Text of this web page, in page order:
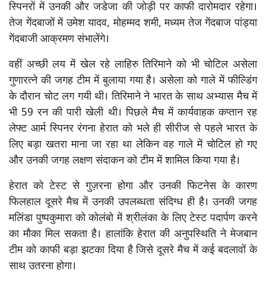
स्पिनरों में उनकी और जडेजा की जोड़ी पर काफी दारोमदार रहेगा।
तेज गेंदबाजों में उमेश यादव, मोहम्मद शमी, मध्यम तेज गेंदबाज पांड्या
गेंदबाजी आक्रमण संभालेंगे।
वहीं अच्छी लय में खेल रहे लाहिरु तिरिमाने को भी चोटिल असेला
गुणारत्ने की जगह टीम में बुलाया गया है। असेला को गाले में फील्डिंग
के दौरान चोट लग गयी थी। तिरिमाने ने भारत के साथ अभ्यास मैच में
भी 59 रन की पारी खेली थी। पिछले मैच में कार्यवाहक कप्तान रह
लेफ्ट आर्म स्पिनर रंगना हेरात को भले ही सीरीज से पहले भारत के
लिए बड़ा खतरा माना जा रहा था लेकिन वह गाले में चोटिल हो गए
और उनकी जगह लक्षण संदाकन को टीम में शामिल किया गया है।
हेरात को टेस्ट से गुज़रना होगा और उनकी फिटनेस के कारण
फिलहाल दूसरे मैच में उनकी उपलब्धता संदिग्ध ही है। उनकी जगह
मलिंडा पुष्पकुमारा को कोलंबो में श्रीलंका के लिए टेस्ट पदार्पण करने
का मौका मिल सकता है। हालांकि हेरात की अनुपस्थिति ने मेजबान
टीम को काफी बड़ा झटका दिया है जिसे दूसरे मैच में कई बदलावों के
साथ उतरना होगा।